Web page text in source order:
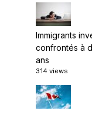
Immigrants
confrontés à
ans
314 views